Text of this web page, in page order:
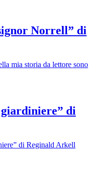
Norrell” di
mia storia da lettore sono
di
di Reginald Arkell